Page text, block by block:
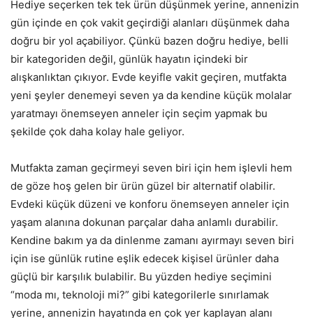
Hediye seçerken tek tek ürün düşünmek yerine, annenizin
gün içinde en çok vakit geçirdiği alanları düşünmek daha
doğru bir yol açabiliyor. Çünkü bazen doğru hediye, belli
bir kategoriden değil, günlük hayatın içindeki bir
alışkanlıktan çıkıyor. Evde keyifle vakit geçiren, mutfakta
yeni şeyler denemeyi seven ya da kendine küçük molalar
yaratmayı önemseyen anneler için seçim yapmak bu
şekilde çok daha kolay hale geliyor.
Mutfakta zaman geçirmeyi seven biri için hem işlevli hem
de göze hoş gelen bir ürün güzel bir alternatif olabilir.
Evdeki küçük düzeni ve konforu önemseyen anneler için
yaşam alanına dokunan parçalar daha anlamlı durabilir.
Kendine bakım ya da dinlenme zamanı ayırmayı seven biri
için ise günlük rutine eşlik edecek kişisel ürünler daha
güçlü bir karşılık bulabilir. Bu yüzden hediye seçimini
“moda mı, teknoloji mi?” gibi kategorilerle sınırlamak
yerine, annenizin hayatında en çok yer kaplayan alanı